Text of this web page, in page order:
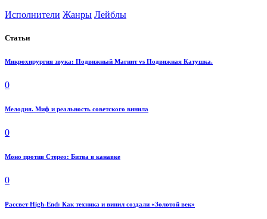
Исполнители Жанры Лейблы
Статьи
Микрохирургия звука: Подвижный Магнит vs Подвижная Катушка.
0
Мелодия. Миф и реальность советского винила
0
Моно против Стерео: Битва в канавке
0
Рассвет High-End: Как техника и винил создали «Золотой век»